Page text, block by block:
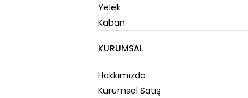
Yelek
Kaban
KURUMSAL
Hakkımızda
Kurumsal Satış